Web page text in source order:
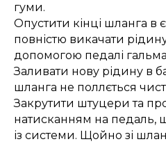
гуми.
Опустити кінці шланга в
повністю викачати
допомогою педалі
Заливати нову рідину в
шланга не поллється
Закрутити штуцери та
натисканням на педаль,
із системи. Щойно зі